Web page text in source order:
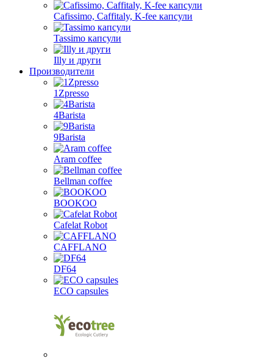
Cafissimo, Caffitaly, K-fee капсули
Tassimo капсули
Illy и други
Производители
1Zpresso
4Barista
9Barista
Aram coffee
Bellman coffee
BOOKOO
Cafelat Robot
CAFFLANO
DF64
ECO capsules